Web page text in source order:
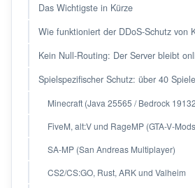
Das Wichtigste in Kürze
Wie funktioniert der DDoS-Schutz von
Kein Null-Routing: Der Server bleibt
Spielspezifischer Schutz: über 40
Minecraft (Java 25565 / Bedrock
FiveM, alt:V und RageMP (GTA-V-
SA-MP (San Andreas Multiplayer)
CS2/CS:GO, Rust, ARK und Valheim